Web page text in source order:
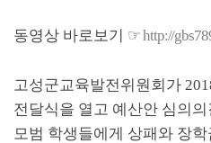
동영상 바로보기 ☞http://
고성군교육발전위원회가
전달식을 열고 예산안 심의
모범 학생들에게 상패와 장